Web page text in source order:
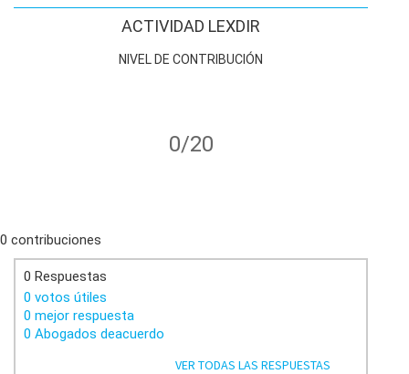
ACTIVIDAD LEXDIR
NIVEL DE CONTRIBUCIÓN
0/20
0 contribuciones
0 Respuestas
0 votos útiles
0 mejor respuesta
0 Abogados deacuerdo
VER TODAS LAS RESPUESTAS